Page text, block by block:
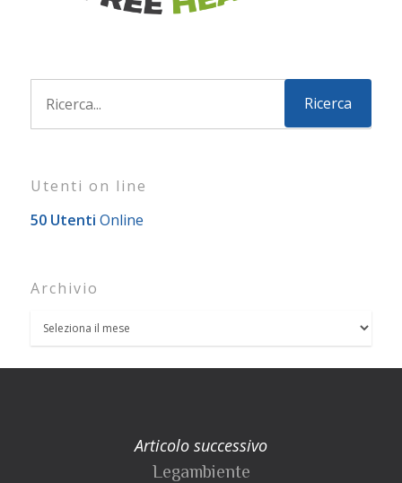
Utenti on line
50 Utenti Online
Archivio
Articolo successivo
Legambiente